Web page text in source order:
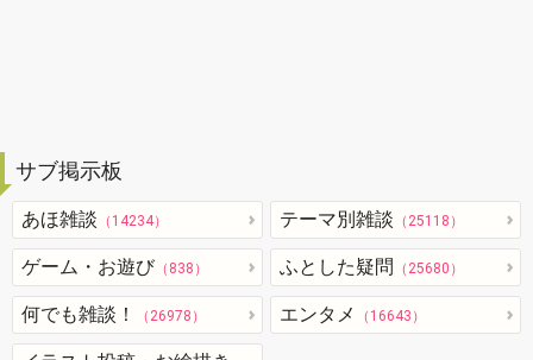
サブ掲示板
あほ雑談 （14234） テーマ別雑談 （25118）
ゲーム・お遊び （838） ふとした疑問 （25680）
何でも雑談！ （26978） エンタメ （16643）